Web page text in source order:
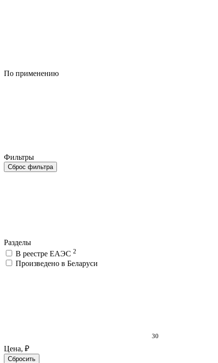
По применению
Фильтры
Сброс фильтра
Разделы
В реестре ЕАЭС 2
Произведено в Беларуси
30
Цена, ₽
Сбросить